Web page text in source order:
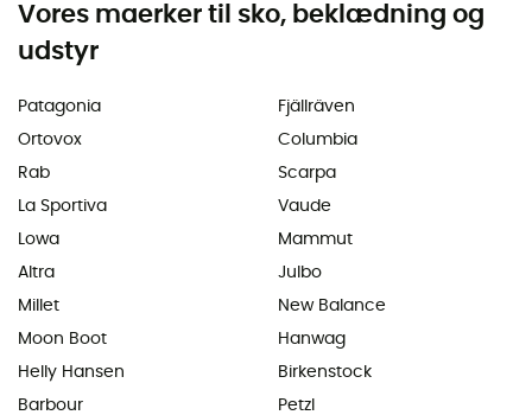
Vores maerker til sko, beklædning og
udstyr
Patagonia
Ortovox
Rab
La Sportiva
Lowa
Altra
Millet
Moon Boot
Helly Hansen
Barbour
Fjällräven
Columbia
Scarpa
Vaude
Mammut
Julbo
New Balance
Hanwag
Birkenstock
Petzl